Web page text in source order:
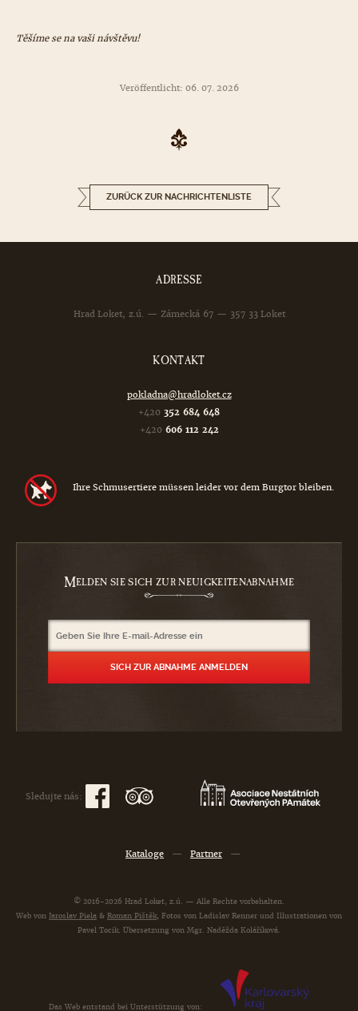
Těšíme se na vaši návštěvu!
Veröffentlicht: 06. 07. 2026
ZURÜCK ZUR NACHRICHTENLISTE
ADRESSE
Hrad Loket, z.ú. — Zámecká 67 — 357 33 Loket
KONTAKT
pokladna@hradloket.cz
+420 352 684 648
+420 606 112 242
Ihre Schmusertiere müssen leider vor dem Burgtor bleiben.
MELDEN SIE SICH ZUR NEUIGKEITENABNAHME
Sledujte nás:
Kataloge — Partner —
© 2016-2026 Hrad Loket, z.ú. — Alle Rechte vorbehalten.
Web von Jaroslav Piela & Roman Pištěk, Fotos von Ladislav Renner und Illustrationen von
Pavel Tocik. Übersetzung von Mgr. Naděžda Koláříková.
Das Web entstand bei Unterstützung von: